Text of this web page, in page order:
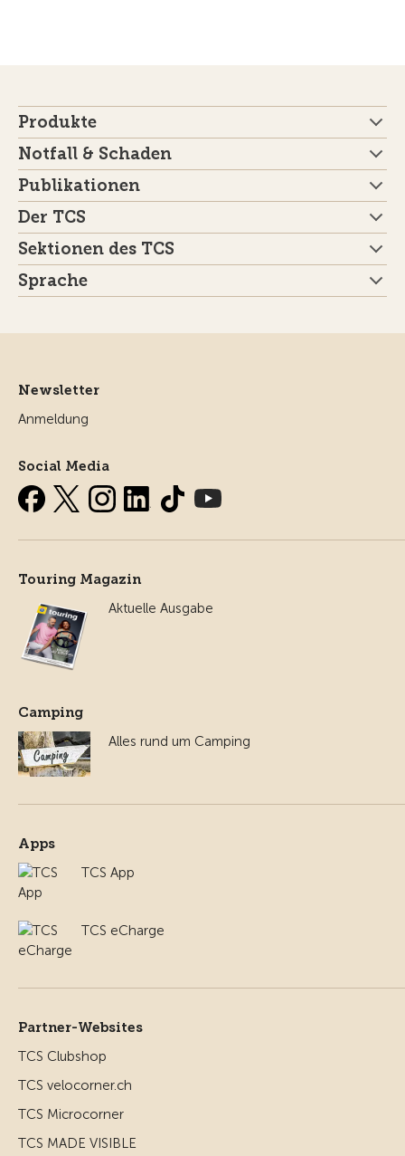
Produkte
Notfall & Schaden
Publikationen
Der TCS
Sektionen des TCS
Sprache
Newsletter
Anmeldung
Social Media
Touring Magazin
Aktuelle Ausgabe
Camping
Alles rund um Camping
Apps
TCS App
TCS eCharge
Partner-Websites
TCS Clubshop
TCS velocorner.ch
TCS Microcorner
TCS MADE VISIBLE